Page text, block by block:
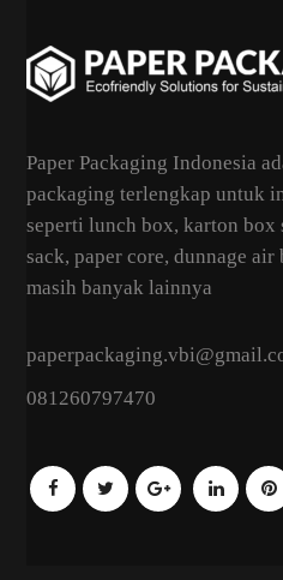
Paper Packaging Indonesia
packaging terlengkap untuk
seperti lunch box, karton box
sack, paper core, dunnage air
masih banyak lainnya
081260797470